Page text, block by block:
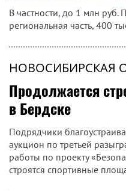
В частности, до 1 млн руб.
региональная часть, 400
НОВОСИБИРСКАЯ
Продолжается
в Бердске
Подрядчики
аукцион по третьей
работы по проекту
строятся спортивные